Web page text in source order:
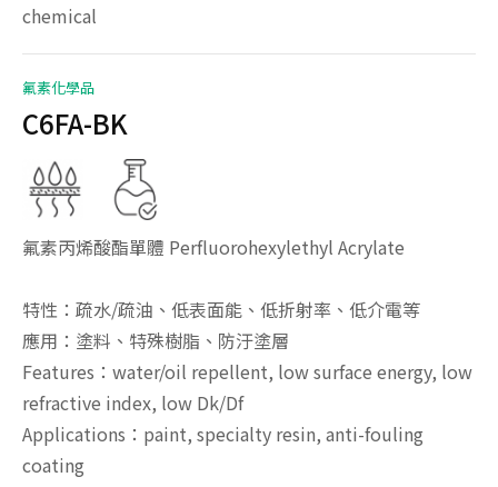
chemical
氟素化學品
C6FA-BK
氟素丙烯酸酯單體 Perfluorohexylethyl Acrylate
特性：疏水/疏油、低表面能、低折射率、低介電等
應用：塗料、特殊樹脂、防汙塗層
Features：water/oil repellent, low surface energy, low
refractive index, low Dk/Df
Applications：paint, specialty resin, anti-fouling
coating